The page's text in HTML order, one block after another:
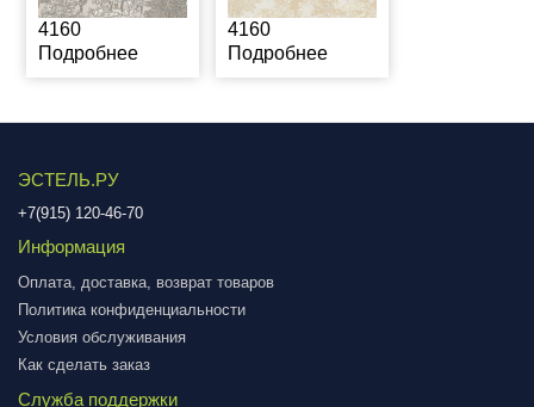
4160
Подробнее
4160
Подробнее
ЭСТЕЛЬ.РУ
+7(915) 120-46-70
Информация
Оплата, доставка, возврат товаров
Политика конфиденциальности
Условия обслуживания
Как сделать заказ
Служба поддержки